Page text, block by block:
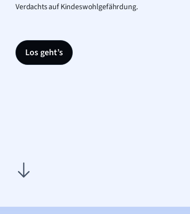
Verdachts auf Kindeswohlgefährdung.
Los geht’s